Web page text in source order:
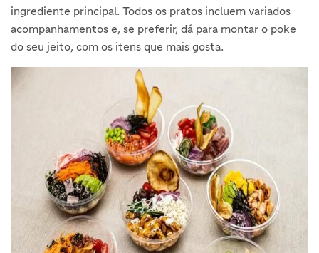
ingrediente principal. Todos os pratos incluem variados
acompanhamentos e, se preferir, dá para montar o poke
do seu jeito, com os itens que mais gosta.